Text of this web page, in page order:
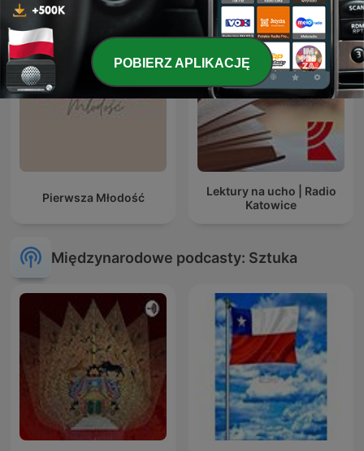
Pierwsza Młodość
Lektury na ucho | Radio
Katowice
Międzynarodowe podcasty: Sztuka
POBIERZ APLIKACJĘ